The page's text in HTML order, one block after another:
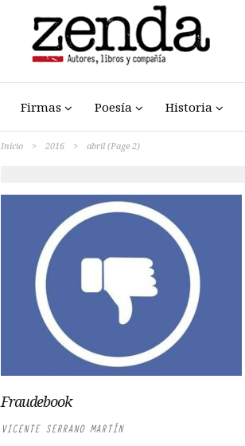
Firmas Poesía Historia
Inicio > 2016 > abril (Page 2)
Fraudebook
VICENTE SERRANO MARTÍN